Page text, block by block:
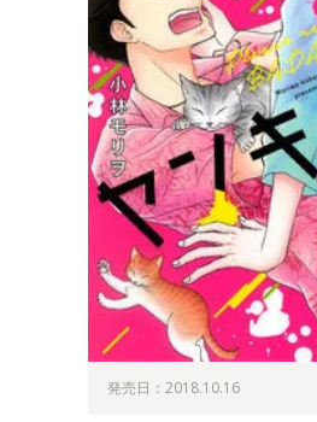
発売日：2018.10.16